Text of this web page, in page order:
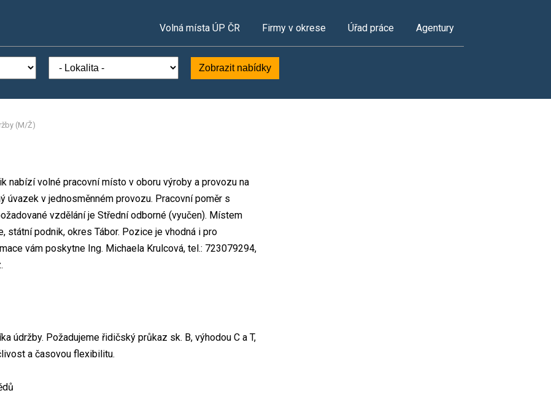
Volná místa ÚP ČR Firmy v okrese Úřad práce Agentury
Zobrazit nabídky
(M/Ž)
nabízí volné pracovní místo v oboru výroby a provozu na
v jednosměnném provozu. Pracovní poměr s
vzdělání je Střední odborné (vyučen). Místem
podnik, okres Tábor. Pozice je vhodná i pro
vám poskytne Ing. Michaela Krulcová, tel.: 723079294,
údržby. Požadujeme řidičský průkaz sk. B, výhodou C a T,
a časovou flexibilitu.